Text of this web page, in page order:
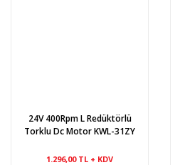
24V 400Rpm L Redüktörlü
Torklu Dc Motor KWL-31ZY
1.296,00 TL + KDV